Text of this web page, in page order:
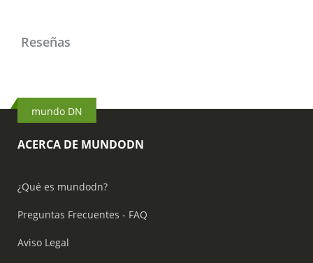
Reseñas
mundo DN
ACERCA DE MUNDODN
¿Qué es mundodn?
Preguntas Frecuentes - FAQ
Aviso Legal